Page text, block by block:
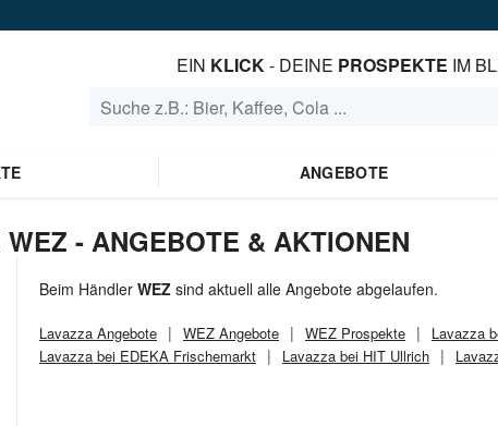
EIN KLICK- DEINE PROSPEKTE IM
ANGEBOTE
- ANGEBOTE & AKTIONEN
Beim Händler WEZ sind aktuell alle Angebote abgelaufen.
Lavazza Angebote WEZ Angebote WEZ Prospekte
Lavazza
Lavazza bei EDEKA Frischemarkt
Lavazza bei HIT Ullrich